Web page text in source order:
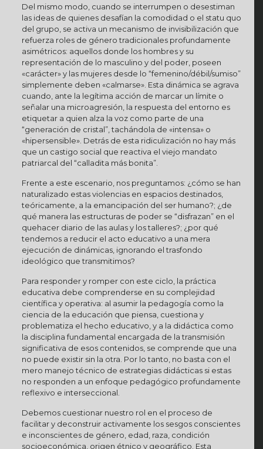
Del mismo modo, cuando se interrumpen o desestiman
las ideas de quienes desafían la comodidad o el statu quo
del grupo, se activa un mecanismo de invisibilización que
refuerza roles de género tradicionales profundamente
asimétricos: aquellos donde los hombres y su
representación de lo masculino y del poder, poseen
«carácter» y las mujeres desde lo “femenino/débil/sumiso”
simplemente deben «calmarse». Esta dinámica se agrava
cuando, ante la legítima acción de marcar un límite o
señalar una microagresión, la respuesta del entorno es
etiquetar a quien alza la voz como parte de una
“generación de cristal”, tachándola de «intensa» o
«hipersensible». Detrás de esta ridiculización no hay más
que un castigo social que reactiva el viejo mandato
patriarcal del “calladita más bonita”.
Frente a este escenario, nos preguntamos: ¿cómo se han
naturalizado estas violencias en espacios destinados,
teóricamente, a la emancipación del ser humano?; ¿de
qué manera las estructuras de poder se “disfrazan” en el
quehacer diario de las aulas y los talleres?; ¿por qué
tendemos a reducir el acto educativo a una mera
ejecución de dinámicas, ignorando el trasfondo
ideológico que transmitimos?
Para responder y romper con este ciclo, la práctica
educativa debe comprenderse en su complejidad
científica y operativa: al asumir la pedagogía como la
ciencia de la educación que piensa, cuestiona y
problematiza el hecho educativo, y a la didáctica como
la disciplina fundamental encargada de la transmisión
significativa de esos contenidos, se comprende que una
no puede existir sin la otra. Por lo tanto, no basta con el
mero manejo técnico de estrategias didácticas si estas
no responden a un enfoque pedagógico profundamente
reflexivo e interseccional.
Debemos cuestionar nuestro rol en el proceso de
facilitar y deconstruir activamente los sesgos conscientes
e inconscientes de género, edad, raza, condición
socioeconómica, origen étnico y geográfico. Esta